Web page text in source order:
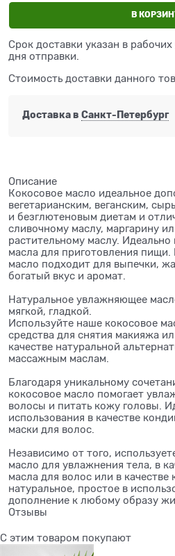
В
Срок доставки указан в
дня отправки.
Стоимость доставки данного
Доставка в Санкт-Петербург
Описание
Кокосовое масло идеальное
вегетарианским, веганским,
и безглютеновым диетам и
сливочному маслу, маргарину
растительному маслу. Идеально
масла для приготовления пищи.
масло подходит для выпечки,
богатый вкус и аромат.
Натуральное увлажняющее
мягкой, гладкой.
Используйте наше кокосовое
средства для снятия макияжа
качестве натуральной
массажным маслам.
Благодаря уникальному
кокосовое масло помогает
волосы и питать кожу головы.
использования в качестве
маски для волос.
Независимо от того,
масло для увлажнения тела, в
масла для волос или в качестве
натуральное, простое в
дополнение к любому образу
Отзывы
С этим товаром покупают